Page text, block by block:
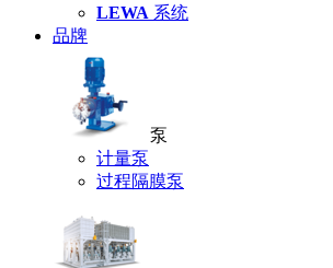
LEWA 系统
品牌
泵
计量泵
过程隔膜泵